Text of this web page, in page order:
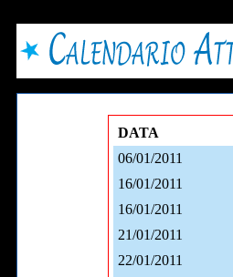
DATA
06/01/2011
16/01/2011
16/01/2011
21/01/2011
22/01/2011